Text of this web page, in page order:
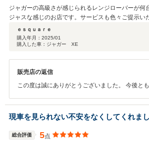
ジャガーの高級さが感じられるレンジローバーが何
ジャスな感じのお店です。サービスも色々ご提示い
ｅｓｑｕａｒｅ
購入年月： 2025/01
購入した車：ジャガー XE
販売店の返信
この度は誠にありがとうございました。 今後と
現車を見られない不安をなくしてくれま
総合評価 5点